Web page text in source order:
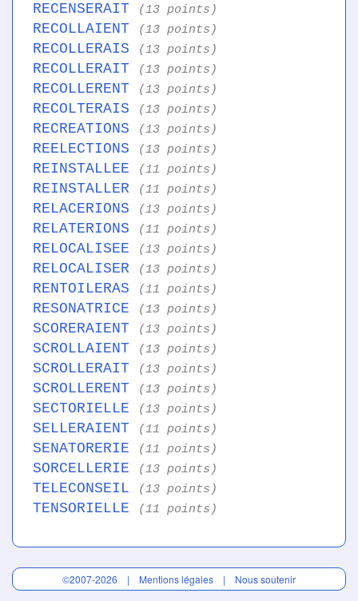
RECENSERAIT (13 points)
RECOLLAIENT (13 points)
RECOLLERAIS (13 points)
RECOLLERAIT (13 points)
RECOLLERENT (13 points)
RECOLTERAIS (13 points)
RECREATIONS (13 points)
REELECTIONS (13 points)
REINSTALLEE (11 points)
REINSTALLER (11 points)
RELACERIONS (13 points)
RELATERIONS (11 points)
RELOCALISEE (13 points)
RELOCALISER (13 points)
RENTOILERAS (11 points)
RESONATRICE (13 points)
SCORERAIENT (13 points)
SCROLLAIENT (13 points)
SCROLLERAIT (13 points)
SCROLLERENT (13 points)
SECTORIELLE (13 points)
SELLERAIENT (11 points)
SENATORERIE (11 points)
SORCELLERIE (13 points)
TELECONSEIL (13 points)
TENSORIELLE (11 points)
©2007-2026 | Mentions légales | Nous soutenir